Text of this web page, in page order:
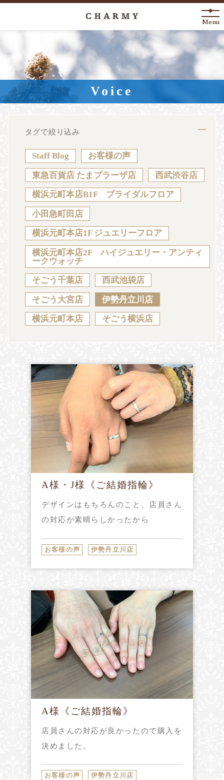
New Arrival
About
Engagement Ring
Anniversary
News Blog
Sustainability Voice Catalog
JA EN CH KO
Menu
Voice
タグで絞り込み
Staff Blog お客様の声
東急百貨店 たまプラーザ店 西武渋谷店
横浜元町本店B1F ブライダルフロア
小田急町田店
横浜元町本店1F ジュエリーフロア
横浜元町本店2F ハイジュエリー・アンティ
ークウォッチ
そごう千葉店 西武池袋店
そごう大宮店 伊勢丹立川店
横浜元町本店 そごう横浜店
A様・J様《ご結婚指輪》
デザインはもちろんのこと、店員さん
の対応が素晴らしかったから
お客様の声 伊勢丹立川店
A様《ご結婚指輪》
店員さんの対応が良かったので購入を
決めました。
お客様の声 伊勢丹立川店